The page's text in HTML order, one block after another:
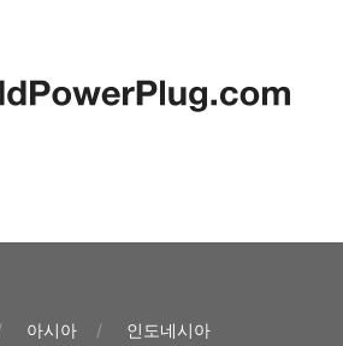
아시아 인도네시아